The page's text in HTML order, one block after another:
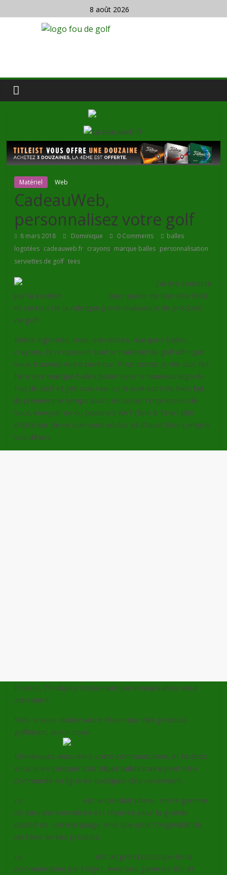
8 août 2026
Matériel Web
CadeauWeb,
personnalisez votre golf
8 mars 2018 Dominique 0 Comments
balles
logotées, cadeauweb.fr, crayons, marque balles, personnalisation,
serviettes de golf,tees
J’ai été contacté
par la société
pour parler de leur site Web
et surtout de la rubrique personnalisation de produits
de golf.
Balles logotées, tees, serviettes, marques balles,
crayons, ils proposent tout le matériel de golf afin que
vous trouviez votre bonheur. Pour tester je me suis fait
faire des marque balles poker avec le nouveau logo de
Fou de Golf et j’en suis ravi. Le travail est très bien fait,
ils prennent le temps avant de lancer l’impression de
vous envoyer un ou plusieurs BAT (Bon à Tirer) afin
d’être sur de ce que vous voulez et d’avoir bien compris
vos désirs.
En tout, 70 objets totalement personnalisables vous
attendent.
Mais si vous voulez autre chose que des produits
golfiques, aucun souci.
Démarquez vous dans votre communication, et facilitez
vous la vie puisque tout objet publicitaire peut être
commandé en ligne en quelques clics seulement.
Le
est un produit phare : notre gamme
de sacs personnalisés est réputée pour la grande
qualité de son marquage ainsi que pour l’originalité de
certains de ses produits.
Le
est un grand classique de la
communication par l’objet. Avec ses gammes BIC et